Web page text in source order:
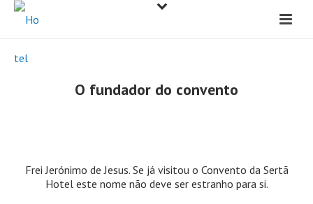
O fundador do convento
Frei Jerónimo de Jesus. Se já visitou o Convento da Sertã
Hotel este nome não deve ser estranho para si.